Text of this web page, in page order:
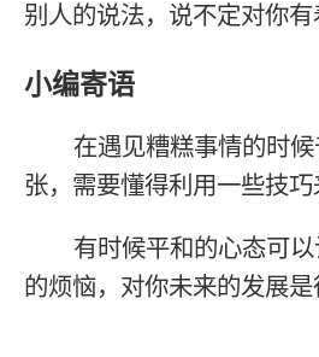
别人的说法，说不定对你
小编寄语
在遇见糟糕事情的时
张，需要懂得利用一些技
有时候平和的心态可
的烦恼，对你未来的发展